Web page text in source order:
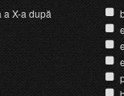
X-a după